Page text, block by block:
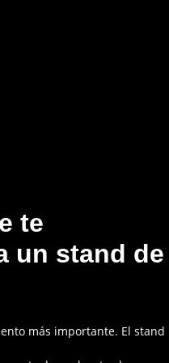
te
un stand de
más importante. El stand